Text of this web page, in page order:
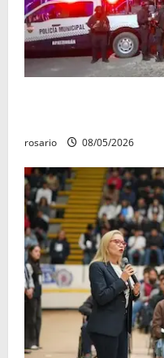
rosario 08/05/2026